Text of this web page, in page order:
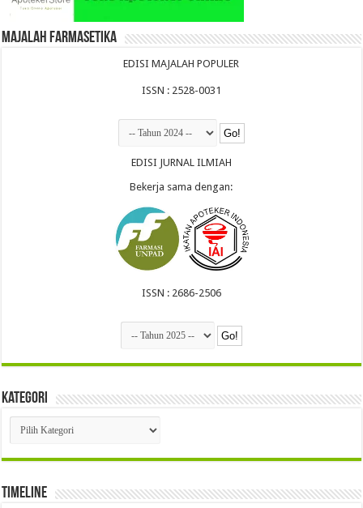
Majalah Farmasetika
EDISI MAJALAH POPULER
ISSN : 2528-0031
EDISI JURNAL ILMIAH
Bekerja sama dengan:
ISSN : 2686-2506
Kategori
Kategori
Timeline